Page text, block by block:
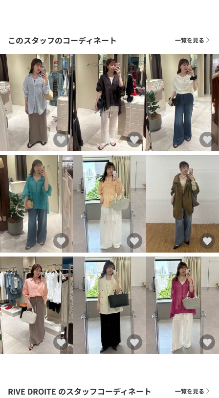
このスタッフのコーディネート 一覧を見る
RIVE DROITE のスタッフコーディネート 一覧を見る